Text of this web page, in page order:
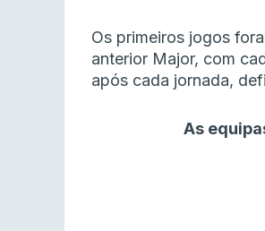
Os primeiros jogos
anterior Major, com
após cada jornada,
As